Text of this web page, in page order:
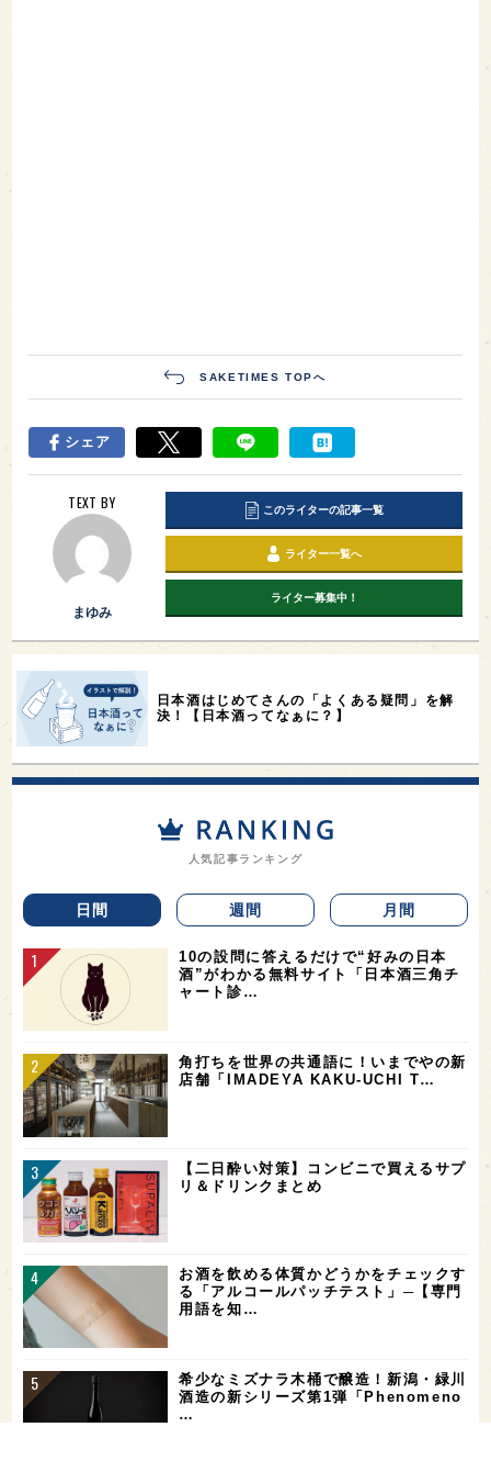
SAKETIMES TOPへ
シェア
TEXT BY
まゆみ
このライターの記事一覧
ライター一覧へ
ライター募集中！
日本酒はじめてさんの「よくある疑問」を解
決！【日本酒ってなぁに？】
人気記事ランキング
日間 週間 月間
10の設問に答えるだけで“好みの日本
酒”がわかる無料サイト「日本酒三角チ
ャート診…
角打ちを世界の共通語に！いまでやの新
店舗「IMADEYA KAKU-UCHI T…
【二日酔い対策】コンビニで買えるサプ
リ＆ドリンクまとめ
お酒を飲める体質かどうかをチェックす
る「アルコールパッチテスト」─【専門
用語を知…
希少なミズナラ木桶で醸造！新潟・緑川
酒造の新シリーズ第1弾「Phenomeno
…